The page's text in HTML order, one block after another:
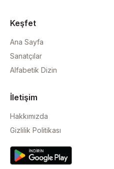
Keşfet
Ana Sayfa
Sanatçılar
Alfabetik Dizin
İletişim
Hakkımızda
Gizlilik Politikası